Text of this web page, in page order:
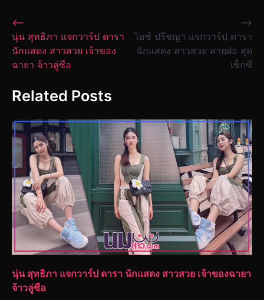
Post
navigation
⟵
นุ่น สุทธิภา แจกวาร์ป ดารา
นักแสดง สาวสวย เจ้าของ
ฉายา จ้าวลู่ซือ
ไอซ์ ปรีชญา แจกวาร์ป ดารา
นักแสดง สาวสวย สายฝอ สุด
เซ็กซี่
⟶
Related Posts
นุ่น สุทธิภา แจกวาร์ป ดารา นักแสดง สาวสวย เจ้าของฉายา
จ้าวลู่ซือ